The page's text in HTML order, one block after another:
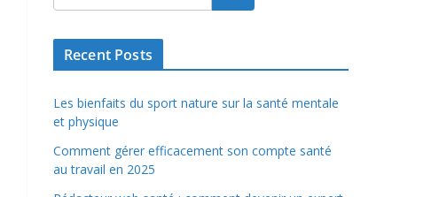
Recent Posts
Les bienfaits du sport nature sur la santé mentale
et physique
Comment gérer efficacement son compte santé
au travail en 2025